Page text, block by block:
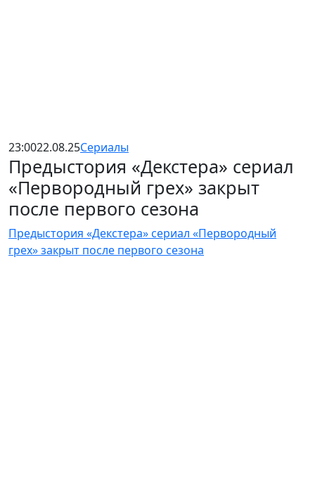
23:0022.08.25Сериалы
Предыстория «Декстера» сериал
«Первородный грех» закрыт
после первого сезона
Предыстория «Декстера» сериал «Первородный
грех» закрыт после первого сезона